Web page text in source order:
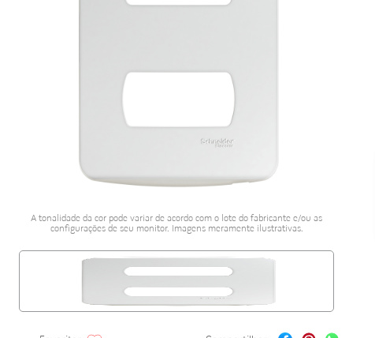
A tonalidade da cor pode variar de acordo com o lote do fabricante e/ou as
configurações de seu monitor. Imagens meramente ilustrativas.
9º